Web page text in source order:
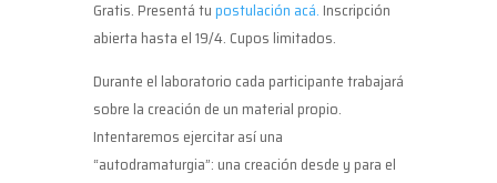
Gratis. Presentá tupostulación acá. Inscripción
abierta hasta el 19/4. Cupos limitados.
Durante el laboratorio cada participante trabajará
sobre la creación de un material propio.
Intentaremos ejercitar así una
“autodramaturgia”: una creación desde y para el